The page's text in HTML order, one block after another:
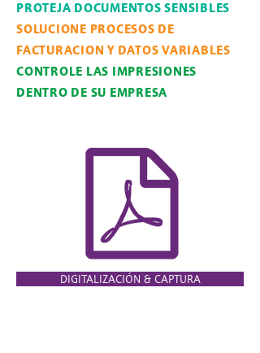
PROTEJA DOCUMENTOS SENSIBLES
SOLUCIONE PROCESOS DE
FACTURACION Y DATOS VARIABLES
CONTROLE LAS IMPRESIONES
DENTRO DE SU EMPRESA
DIGITALIZACIÓN & CAPTURA